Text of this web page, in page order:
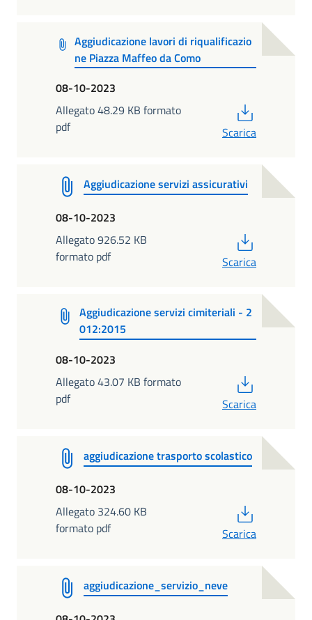
Aggiudicazione lavori di riqualificazio
ne Piazza Maffeo da Como
08-10-2023
Allegato 48.29 KB formato
pdf
Scarica
Aggiudicazione servizi assicurativi
08-10-2023
Allegato 926.52 KB
formato pdf
Scarica
Aggiudicazione servizi cimiteriali - 2
012:2015
08-10-2023
Allegato 43.07 KB formato
pdf
Scarica
aggiudicazione trasporto scolastico
08-10-2023
Allegato 324.60 KB
formato pdf
Scarica
aggiudicazione_servizio_neve